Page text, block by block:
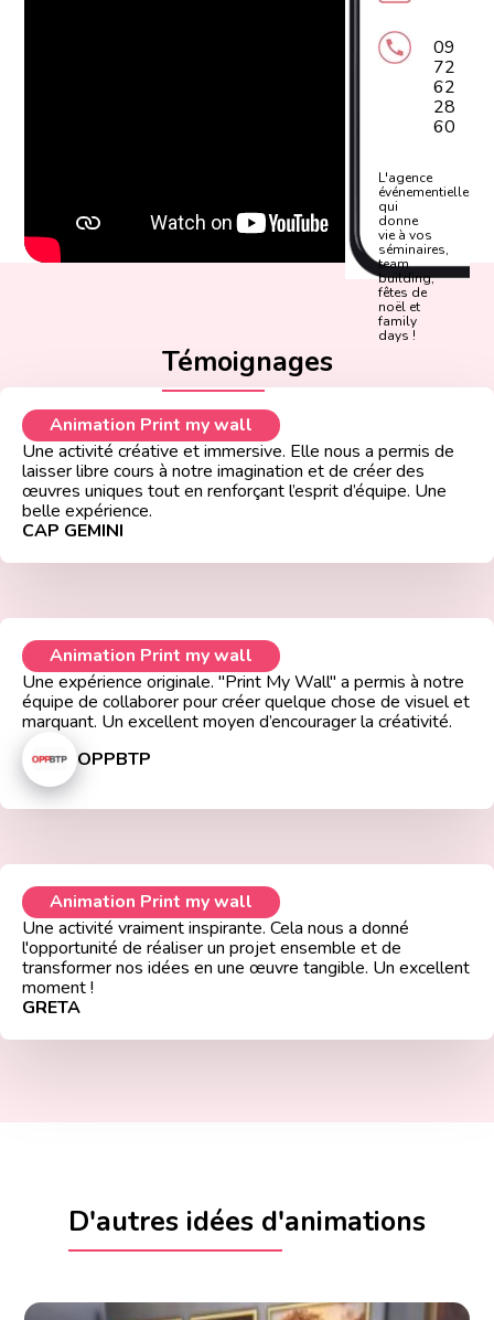
09
72
62
28
60
L'agence
événementielle
qui
donne
vie à vos
séminaires,
team
building,
fêtes de
noël et
family
days !
Témoignages
Animation Print my wall
Une activité créative et immersive. Elle nous a permis de
laisser libre cours à notre imagination et de créer des
œuvres uniques tout en renforçant l’esprit d’équipe. Une
belle expérience.
CAP GEMINI
Animation Print my wall
Une expérience originale. "Print My Wall" a permis à notre
équipe de collaborer pour créer quelque chose de visuel et
marquant. Un excellent moyen d’encourager la créativité.
OPPBTP
Animation Print my wall
Une activité vraiment inspirante. Cela nous a donné
l'opportunité de réaliser un projet ensemble et de
transformer nos idées en une œuvre tangible. Un excellent
moment !
GRETA
D'autres idées d'animations